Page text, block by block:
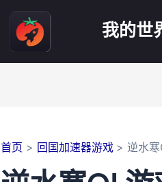
我的世
首页 回国加速器游戏 逆水